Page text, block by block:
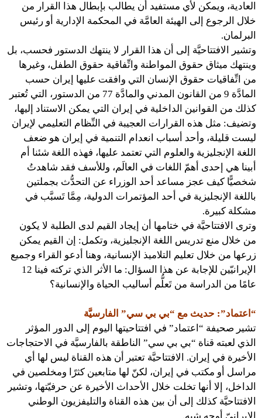
العادية، ويمكن لأي مستفيد أن يطالب بإبطال هذا القرار من
خلال الرجوع إلى الهيئة العامَّة في المحكمة الإدارية أو رئيس
البرلمان.
وتشير الافتتاحيَّة إلى أن هذا القرار لا ينتهك الدستور فحسب، بل
وينتهك ميثاق حقوق المواطنة واتِّفاقية حقوق الطفل، وغيرها
من اتِّفاقيات حقوق الإنسان التي وافقت عليها إيران حسب
المادَّة 9 من القانون المدني والمادَّة 77 من الدستور، التي تُعتبر
كذلك من القوانين الداخلية في إيران التي يمكن الاستناد إليها،
وتضيف: مثل هذه القرارات العجيبة في النِّظام التعليمي لإيران
ليست قليلة، وأحد أسباب انعدام التنمية في إيران هو ضعف
اللغة الإنجليزية والعلوم التي تعتمد عليها، فهذه اللغة شئنا أم
أبينا هي إحدى أهمّ اللغات في العالَم، وللأسف فقد شاهدتُ
شخصيًّا كيف عجز مساعد أحد الوزراء عن التحدُّث بجملتين
باللغة الإنجليزية في أحد المؤتمرات الدولية، مِمَّا تَسبَّب في
مشكلة كبيرة.
وترى الافتتاحيَّة في ختامها أن إيجاد القيم لدى الطلبة لا يكون
من خلال منع تدريس اللغة الإنجليزية، وتكمل: إن القيم يمكن
زرعها من خلال تعليم التلاميذ الإنسانية، وهنا أدعو القراء وجميع
الإيرانيّين للإجابة عن هذا السؤال: ما الأثر الذي تركته فينا 12
عامًا من الدراسة من تَعلُّم أساليب الحياة والإنسانية؟
“اعتماد”: حديث مع “بي بي سي” الفارسيَّة
تشير صحيفة “اعتماد” في افتتاحيتها اليوم إلى الدور المؤثر
الذي لعبته قناة “بي بي سي” الناطقة بالفارسيَّة في الاحتجاجات
الأخيرة في إيران. الافتتاحيَّة تعتبر أن هذه القناة ليس لها أي
مراسل أو مكتب في إيران، لكنّ لها متابعين كثرًا ومخلصين في
الداخل، إلا أنها تخلت خلال الأحداث الأخيرة عن حرفيّتها، وتشير
الافتتاحيَّة كذلك إلى أن بين هذه القناة والتليفزيون الوطني